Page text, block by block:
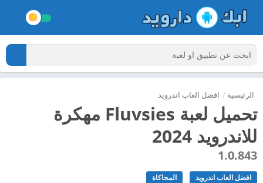
الرئيسية / افضل العاب اندرويد
تحميل لعبة Fluvsies مهكرة
للاندرويد 2024
1.0.843
افضل العاب اندرويد المحاكاة